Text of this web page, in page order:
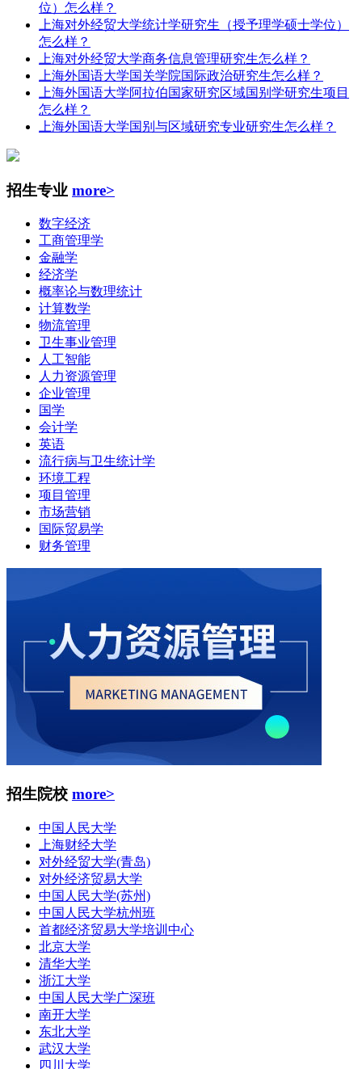
位）怎么样？
上海对外经贸大学统计学研究生（授予理学硕士学位）
怎么样？
上海对外经贸大学商务信息管理研究生怎么样？
上海外国语大学国关学院国际政治研究生怎么样？
上海外国语大学阿拉伯国家研究区域国别学研究生项目
怎么样？
上海外国语大学国别与区域研究专业研究生怎么样？
招生专业 more>
数字经济
工商管理学
金融学
经济学
概率论与数理统计
计算数学
物流管理
卫生事业管理
人工智能
人力资源管理
企业管理
国学
会计学
英语
流行病与卫生统计学
环境工程
项目管理
市场营销
国际贸易学
财务管理
招生院校 more>
中国人民大学
上海财经大学
对外经贸大学(青岛)
对外经济贸易大学
中国人民大学(苏州)
中国人民大学杭州班
首都经济贸易大学培训中心
北京大学
清华大学
浙江大学
中国人民大学广深班
南开大学
东北大学
武汉大学
四川大学